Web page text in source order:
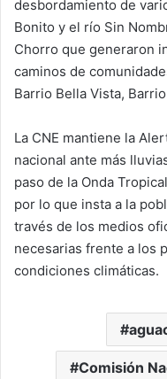
desbordamiento de
Bonito y el río Sin
Chorro que generaron
caminos de
Barrio Bella Vista,
La CNE mantiene la
nacional ante más
paso de la Onda
por lo que insta a la
través de los medios
necesarias frente a los
condiciones climáticas.
Comisión